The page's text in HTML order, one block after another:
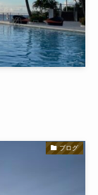
ブログ